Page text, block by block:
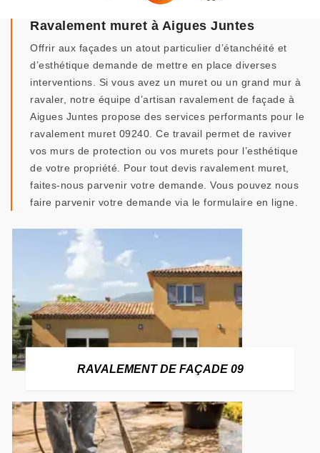
Ravalement muret à Aigues Juntes
Offrir aux façades un atout particulier d’étanchéité et
d’esthétique demande de mettre en place diverses
interventions. Si vous avez un muret ou un grand mur à
ravaler, notre équipe d’artisan ravalement de façade à
Aigues Juntes propose des services performants pour le
ravalement muret 09240. Ce travail permet de raviver
vos murs de protection ou vos murets pour l’esthétique
de votre propriété. Pour tout devis ravalement muret,
faites-nous parvenir votre demande. Vous pouvez nous
faire parvenir votre demande via le formulaire en ligne.
RAVALEMENT DE FAÇADE 09